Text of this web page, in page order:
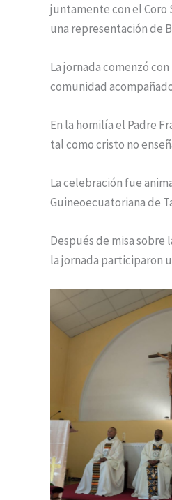
juntamente con el Coro
una representación de
La jornada comenzó
comunidad acompañado
En la homilía el Padre
tal como cristo no
La celebración fue
Guineoecuatoriana de
Después de misa sobre
la jornada participaron